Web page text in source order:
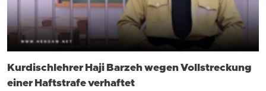
Kurdischlehrer Haji Barzeh wegen Vollstreckung
einer Haftstrafe verhaftet